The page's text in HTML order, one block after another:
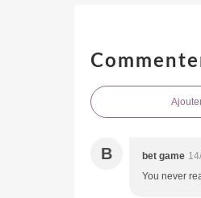
B bet game
You never